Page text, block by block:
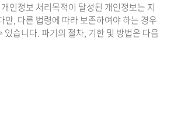
인정보 처리목적이 달성된 개인정보는 지
만, 다른 법령에 따라 보존하여야 하는 경우
있습니다. 파기의 절차, 기한 및 방법은 다음